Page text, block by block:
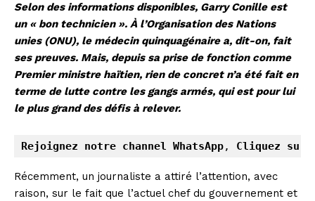
Selon des informations disponibles, Garry Conille est
un « bon technicien ». À l’Organisation des Nations
unies (ONU), le médecin quinquagénaire a, dit-on, fait
ses preuves. Mais, depuis sa prise de fonction comme
Premier ministre haïtien, rien de concret n’a été fait en
terme de lutte contre les gangs armés, qui est pour lui
le plus grand des défis à relever.
Rejoignez notre channel WhatsApp, Cliquez
Récemment, un journaliste a attiré l’attention, avec
raison, sur le fait que l’actuel chef du gouvernement et